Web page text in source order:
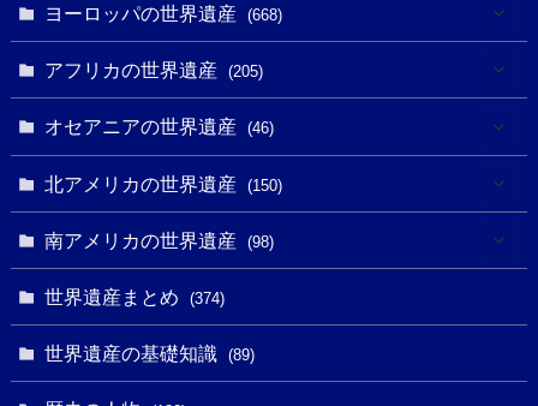
(6)
(10)
(10)
ヨーロッパの世界遺産 (668)
(4)
(3)
(1)
(43)
アフリカの世界遺産 (205)
(8)
(1)
(32)
(13)
オセアニアの世界遺産 (46)
(25)
(6)
北アメリカの世界遺産 (150)
(31)
南アメリカの世界遺産 (98)
(4)
世界遺産まとめ (374)
世界遺産の基礎知識 (89)